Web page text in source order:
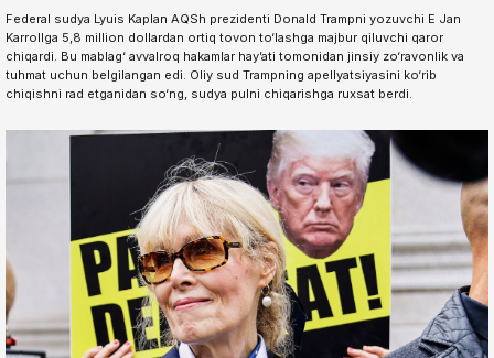
Federal sudya Lyuis Kaplan AQSh prezidenti Donald Trampni yozuvchi E Jan
Karrollga 5,8 million dollardan ortiq tovon to‘lashga majbur qiluvchi qaror
chiqardi. Bu mablag‘ avvalroq hakamlar hay’ati tomonidan jinsiy zo‘ravonlik va
tuhmat uchun belgilangan edi. Oliy sud Trampning apellyatsiyasini ko‘rib
chiqishni rad etganidan so‘ng, sudya pulni chiqarishga ruxsat berdi.